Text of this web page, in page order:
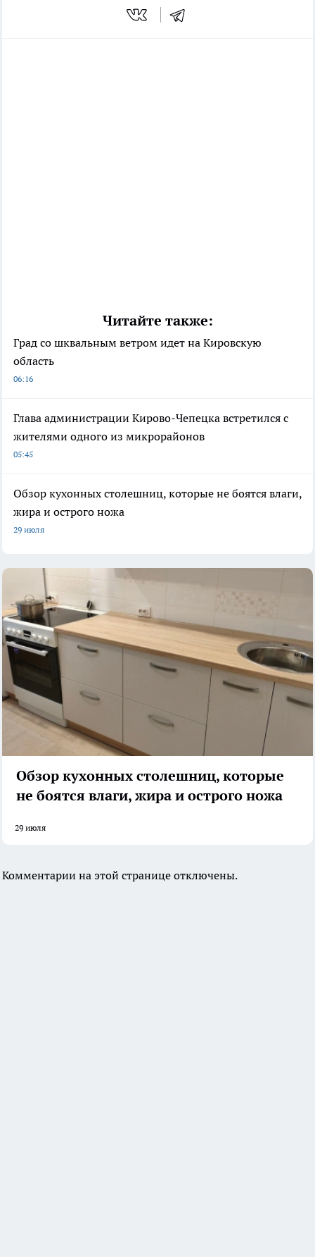
Читайте также:
Град со шквальным ветром идет на Кировскую
область
06:16
Глава администрации Кирово-Чепецка встретился с
жителями одного из микрорайонов
05:45
Обзор кухонных столешниц, которые не боятся влаги,
жира и острого ножа
29 июля
Обзор кухонных столешниц, которые
не боятся влаги, жира и острого ножа
29 июля
Комментарии на этой странице отключены.